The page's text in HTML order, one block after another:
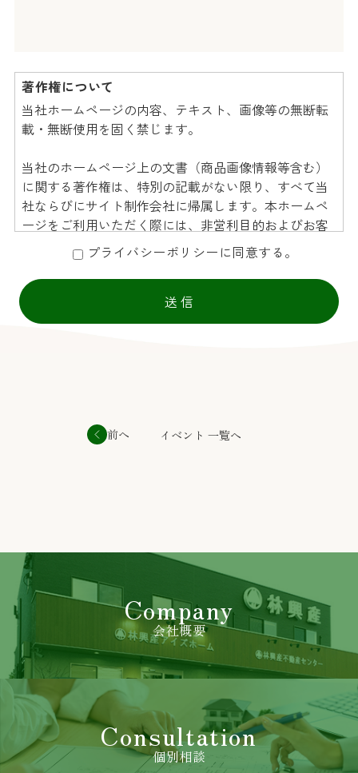
著作権について
当社ホームページの内容、テキスト、画像等の無断転
載・無断使用を固く禁じます。
当社のホームページ上の文書（商品画像情報等含む）
に関する著作権は、特別の記載がない限り、すべて当
社ならびにサイト制作会社に帰属します。本ホームペ
ージをご利用いただく際には、非営利目的およびお客
様内部の使用に限り、これらの文書を複製することが
できます。
文書に当社の著作権の表示がされている場合は、当該
著作権の表示を付したまま複製していただくことが必
当社は、当社が運営/管理するウェブサイト（以下、
「本サイト」といいます）の運営にあたり、下記の各
第一条
本サイトに掲載する情報には充分に注意を払っていま
すが、その内容について保証するものではありませ
ん。当社は本サイトの使用ならびに閲覧によって生じ
たいかなる損害にも責任を負いかねます。また、本サ
イトを装ったウェブサイトによって生じた損害にも責
任を負いかねます。本サイトのURLや情報は予告なく
変更される場合があります。
第二条
プライバシーポリシーに同意する。
前へ イベント 一覧へ
Company
会社概要
Consultation
個別相談